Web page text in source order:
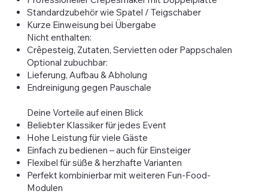
Standardzubehör wie Spatel / Teigschaber
Kurze Einweisung bei Übergabe
Nicht enthalten:
Crêpesteig, Zutaten, Servietten oder Pappschalen
Optional zubuchbar:
Lieferung, Aufbau & Abholung
Endreinigung gegen Pauschale
Deine Vorteile auf einen Blick
Beliebter Klassiker für jedes Event
Hohe Leistung für viele Gäste
Einfach zu bedienen – auch für Einsteiger
Flexibel für süße & herzhafte Varianten
Perfekt kombinierbar mit weiteren Fun-Food-
Modulen